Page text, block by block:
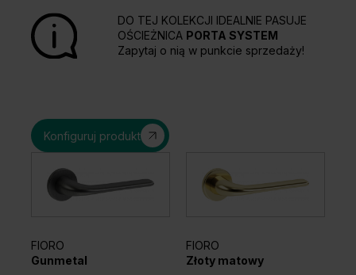
DO TEJ KOLEKCJI IDEALNIE PASUJE
OŚCIEŻNICA PORTA SYSTEM
Zapytaj o nią w punkcie sprzedaży!
Konfiguruj produkt
FIORO
Gunmetal
FIORO
Złoty matowy